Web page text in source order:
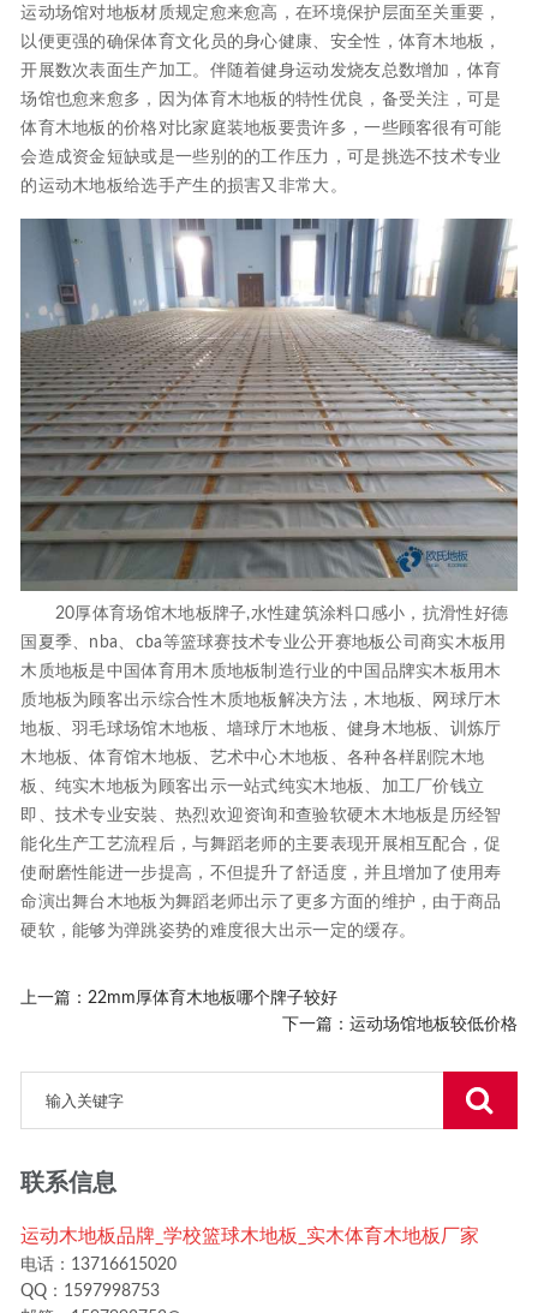
运动场馆对地板材质规定愈来愈高，在环境保护层面至关重要，
以便更强的确保体育文化员的身心健康、安全性，体育木地板，
开展数次表面生产加工。伴随着健身运动发烧友总数增加，体育
场馆也愈来愈多，因为体育木地板的特性优良，备受关注，可是
体育木地板的价格对比家庭装地板要贵许多，一些顾客很有可能
会造成资金短缺或是一些别的的工作压力，可是挑选不技术专业
的运动木地板给选手产生的损害又非常大。
20厚体育场馆木地板牌子,水性建筑涂料口感小，抗滑性好德
国夏季、nba、cba等篮球赛技术专业公开赛地板公司商实木板用
木质地板是中国体育用木质地板制造行业的中国品牌实木板用木
质地板为顾客出示综合性木质地板解决方法，木地板、网球厅木
地板、羽毛球场馆木地板、墙球厅木地板、健身木地板、训炼厅
木地板、体育馆木地板、艺术中心木地板、各种各样剧院木地
板、纯实木地板为顾客出示一站式纯实木地板、加工厂价钱立
即、技术专业安裝、热烈欢迎资询和查验软硬木木地板是历经智
能化生产工艺流程后，与舞蹈老师的主要表现开展相互配合，促
使耐磨性能进一步提高，不但提升了舒适度，并且增加了使用寿
命演出舞台木地板为舞蹈老师出示了更多方面的维护，由于商品
硬软，能够为弹跳姿势的难度很大出示一定的缓存。
上一篇：22mm厚体育木地板哪个牌子较好
下一篇： 运动场馆地板较低价格
联系信息
运动木地板品牌_学校篮球木地板_实木体育木地板厂家
电话：13716615020
QQ：1597998753